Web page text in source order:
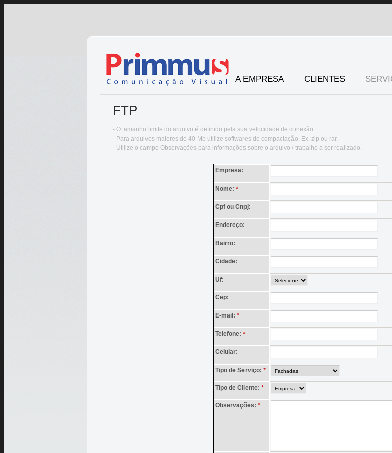
A EMPRESA CLIENTES
FTP
- O tamanho limite do arquivo é definido pela sua velocidade de conexão.
- Para arquivos maiores de 40 Mb utilize softwares de compactação. Ex. zip ou rar.
- Utilize o campo Observações para informações sobre o arquivo / trabalho a ser realizado.
Empresa:
Nome: *
Cpf ou Cnpj:
Endereço:
Bairro:
Cidade:
Uf:
Cep:
E-mail: *
Telefone: *
Celular:
Tipo de Serviço: *
Tipo de Cliente: *
Observações: *